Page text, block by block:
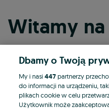
Witamy na
Kontynuuj
Kontynuuj
Dbamy o Twoją
My i nasi447partnerzy
do informacji na urządzeniu,
plikach cookie w celu
Użytkownik może